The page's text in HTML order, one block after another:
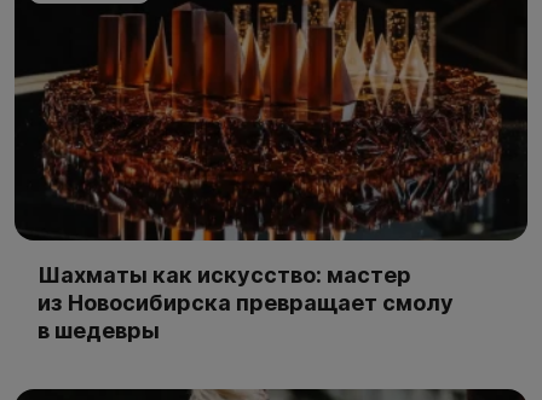
Шахматы как искусство: мастер
из Новосибирска превращает смолу
в шедевры